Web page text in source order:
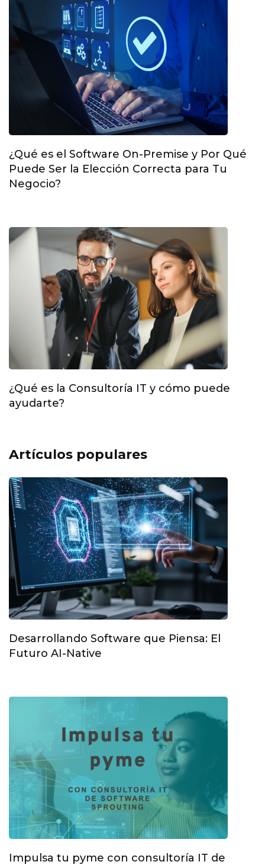
¿Qué es el Software On-Premise y Por Qué
Puede Ser la Elección Correcta para Tu
Negocio?
¿Qué es la Consultoría IT y cómo puede
ayudarte?
Artículos populares
Desarrollando Software que Piensa: El
Futuro AI-Native
Impulsa tu pyme con consultoría IT de